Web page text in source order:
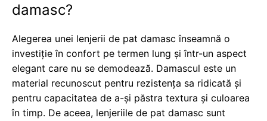
damasc?
Alegerea unei lenjerii de pat damasc înseamnă o
investiție în confort pe termen lung și într-un aspect
elegant care nu se demodează. Damascul este un
material recunoscut pentru rezistența sa ridicată și
pentru capacitatea de a-și păstra textura și culoarea
în timp. De aceea, lenjeriile de pat damasc sunt